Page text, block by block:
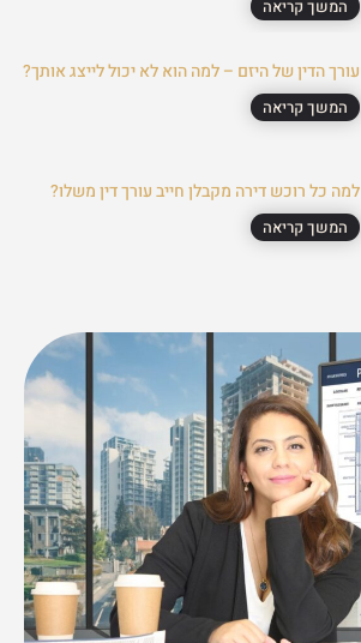
המשך קריאה
עורך הדין של היזם – למה הוא לא יכול לייצג אותך?
המשך קריאה
למה כל רוכש דירה מקבלן חייב עורך דין משלו?
המשך קריאה